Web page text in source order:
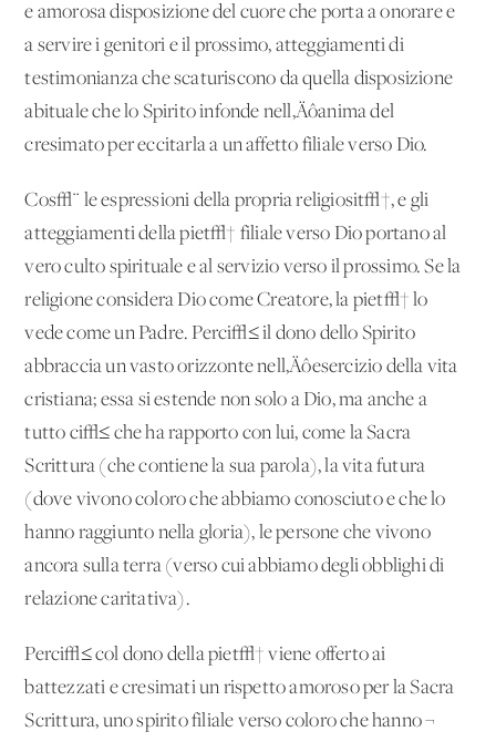
e amorosa disposizione del cuore che porta a onorare e
a servire i genitori e il prossimo, atteggiamenti di
testimonianza che scaturiscono da quella disposizione
abituale che lo Spirito infonde nell‚Äôanima del
cresimato per eccitarla a un affetto filiale verso Dio.
Cos√¨ le espressioni della propria religiosit√†, e gli
atteggiamenti della piet√† filiale verso Dio portano al
vero culto spirituale e al servizio verso il prossimo. Se la
religione considera Dio come Creatore, la piet√† lo
vede come un Padre. Perci√≤ il dono dello Spirito
abbraccia un vasto orizzonte nell‚Äôesercizio della vita
cristiana; essa si estende non solo a Dio, ma anche a
tutto ci√≤ che ha rapporto con lui, come la Sacra
Scrittura (che contiene la sua parola), la vita futura
(dove vivono coloro che abbiamo conosciuto e che lo
hanno raggiunto nella gloria), le persone che vivono
ancora sulla terra (verso cui abbiamo degli obblighi di
relazione caritativa).
Perci√≤ col dono della piet√† viene offerto ai
battezzati e cresimati un rispetto amoroso per la Sacra
Scrittura, uno spirito filiale verso coloro che hanno ¬